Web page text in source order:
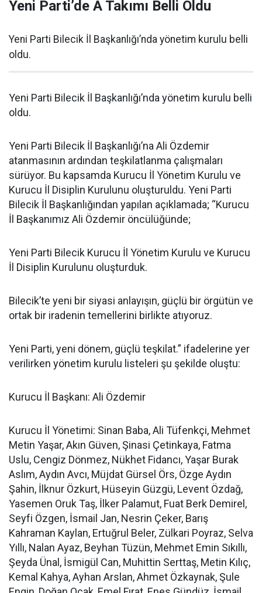
Yeni Parti’de A Takımı Belli Oldu
Yeni Parti Bilecik İl Başkanlığı’nda yönetim kurulu belli
oldu.
Yeni Parti Bilecik İl Başkanlığı’nda yönetim kurulu belli
oldu.
Yeni Parti Bilecik İl Başkanlığı’na Ali Özdemir
atanmasının ardından teşkilatlanma çalışmaları
sürüyor. Bu kapsamda Kurucu İl Yönetim Kurulu ve
Kurucu İl Disiplin Kurulunu oluşturuldu. Yeni Parti
Bilecik İl Başkanlığından yapılan açıklamada; “Kurucu
İl Başkanımız Ali Özdemir öncülüğünde;
Yeni Parti Bilecik Kurucu İl Yönetim Kurulu ve Kurucu
İl Disiplin Kurulunu oluşturduk.
Bilecik’te yeni bir siyasi anlayışın, güçlü bir örgütün ve
ortak bir iradenin temellerini birlikte atıyoruz.
Yeni Parti, yeni dönem, güçlü teşkilat.” ifadelerine yer
verilirken yönetim kurulu listeleri şu şekilde oluştu:
Kurucu İl Başkanı: Ali Özdemir
Kurucu İl Yönetimi: Sinan Baba, Ali Tüfenkçi, Mehmet
Metin Yaşar, Akın Güven, Şinasi Çetinkaya, Fatma
Uslu, Cengiz Dönmez, Nükhet Fidancı, Yaşar Burak
Aslım, Aydın Avcı, Müjdat Gürsel Örs, Özge Aydın
Şahin, İlknur Özkurt, Hüseyin Güzgü, Levent Özdağ,
Yasemen Oruk Taş, İlker Palamut, Fuat Berk Demirel,
Seyfi Özgen, İsmail Jan, Nesrin Çeker, Barış
Kahraman Kaylan, Ertuğrul Beler, Zülkari Poyraz, Selva
Yıllı, Nalan Ayaz, Beyhan Tüzün, Mehmet Emin Sıkıllı,
Şeyda Ünal, İsmigül Can, Muhittin Serttaş, Metin Kılıç,
Kemal Kahya, Ayhan Arslan, Ahmet Özkaynak, Şule